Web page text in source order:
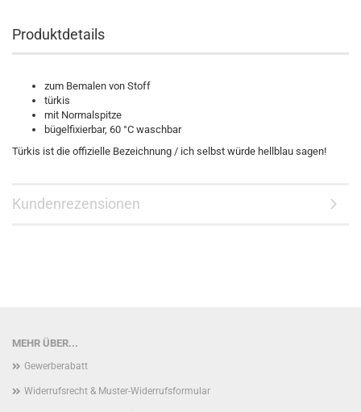
Produktdetails
zum Bemalen von Stoff
türkis
mit Normalspitze
bügelfixierbar, 60 °C waschbar
Türkis ist die offizielle Bezeichnung / ich selbst würde hellblau sagen!
Kundenrezensionen
MEHR ÜBER...
Gewerberabatt
Widerrufsrecht & Muster-Widerrufsformular